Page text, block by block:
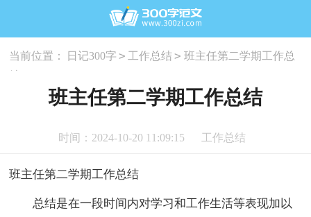
当前位置： 日记300字 > 工作总结 > 班主任第二学期工作总
班主任第二学期工作总结
时间：2024-10-20 11:09:15 工作总结
班主任第二学期工作总结
总结是在一段时间内对学习和工作生活等表现加以